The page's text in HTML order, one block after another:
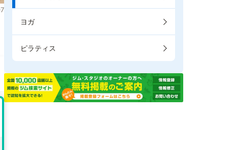
ヨガ
ピラティス